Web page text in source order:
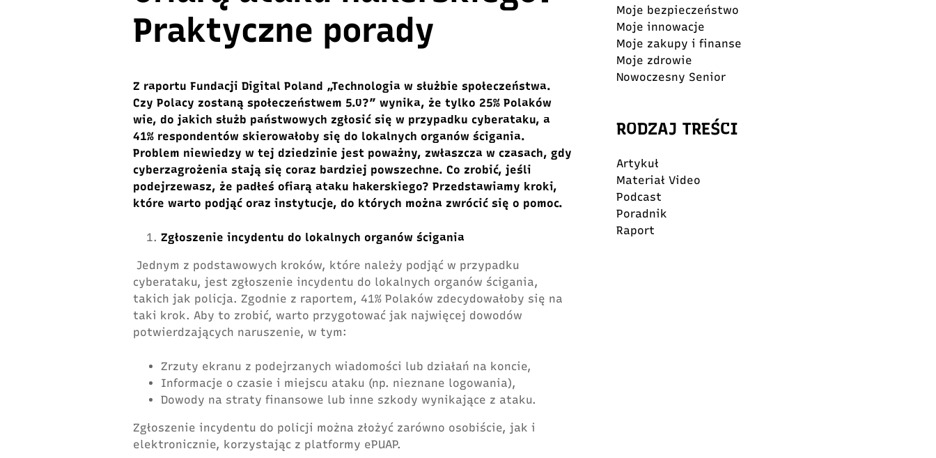
Praktyczne porady
Z raportu Fundacji Digital Poland „Technologia w służbie społeczeństwa.
Czy Polacy zostaną społeczeństwem 5.0?” wynika, że tylko 25% Polaków
wie, do jakich służb państwowych zgłosić się w przypadku cyberataku, a
41% respondentów skierowałoby się do lokalnych organów ścigania.
Problem niewiedzy w tej dziedzinie jest poważny, zwłaszcza w czasach, gdy
cyberzagrożenia stają się coraz bardziej powszechne. Co zrobić, jeśli
podejrzewasz, że padłeś ofiarą ataku hakerskiego? Przedstawiamy kroki,
które warto podjąć oraz instytucje, do których można zwrócić się o pomoc.
Zgłoszenie incydentu do lokalnych organów ścigania
Jednym z podstawowych kroków, które należy podjąć w przypadku
cyberataku, jest zgłoszenie incydentu do lokalnych organów ścigania,
takich jak policja. Zgodnie z raportem, 41% Polaków zdecydowałoby się na
taki krok. Aby to zrobić, warto przygotować jak najwięcej dowodów
potwierdzających naruszenie, w tym:
Zrzuty ekranu z podejrzanych wiadomości lub działań na koncie,
Informacje o czasie i miejscu ataku (np. nieznane logowania),
Dowody na straty finansowe lub inne szkody wynikające z ataku.
Zgłoszenie incydentu do policji można złożyć zarówno osobiście, jak i
elektronicznie, korzystając z platformy ePUAP.
Moje bezpieczeństwo
Moje innowacje
Moje zakupy i finanse
Moje zdrowie
Nowoczesny Senior
RODZAJ TREŚCI
Artykuł
Materiał Video
Podcast
Poradnik
Raport